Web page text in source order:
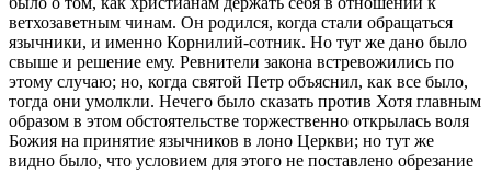
ветхозаветным чинам. Он родился, когда стали обращаться
язычники, и именно Корнилий-сотник. Но тут же дано было
свыше и решение ему. Ревнители закона встревожились по
этому случаю; но, когда святой Петр объяснил, как все было,
тогда они умолкли. Нечего было сказать против Хотя главным
образом в этом обстоятельстве торжественно открылась воля
Божия на принятие язычников в лоно Церкви; но тут же
видно было, что условием для этого не поставлено обрезание